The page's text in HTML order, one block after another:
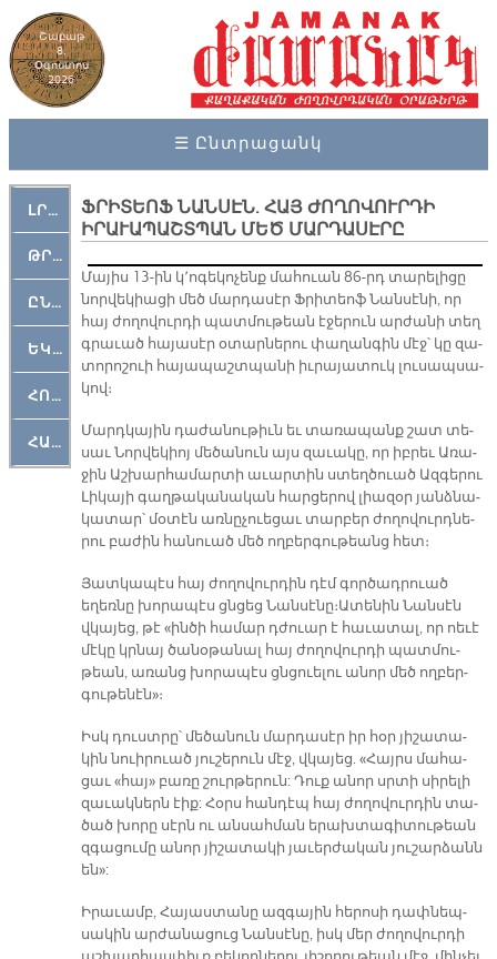
Շաբաթ
8,
Օգոստոս
2026
☰ Ընտրացանկ
ԼՐԱՀՈՍ
ԹՐՔԱՀԱՅ ԿԵԱՆՔ
ԸՆԿԵՐԱՄՇԱԿՈՒԹԱՅԻՆ
ԵԿԵՂԵՑԱԿԱՆ
ՀՈԳԵՄՏԱՒՈՐ
ՀԱՐԹԱԿ
ՖՐԻՏԵՈՖ ՆԱՆՍԷՆ. ՀԱՅ ԺՈՂՈՎՈՒՐԴԻ
ԻՐԱՒԱՊԱՇՏՊԱՆ ՄԵԾ ՄԱՐԴԱՍԷՐԸ
Մա­յիս 13-ին կ­­՚ո­գե­կո­չենք մա­հո­ւան 86-րդ ­տա­րե­լի­ցը
նոր­վե­կիա­ցի մեծ մար­դա­սէր Ֆ­­րի­տեոֆ Նան­սէ­նի, որ
հայ ժո­ղո­վուր­դի պատ­մու­թեան է­ջե­րուն ար­ժա­նի տեղ
գրա­ւած հա­յա­սէր օ­տար­նե­րու փա­ղան­գին մէջ՝ կը զա­
տո­րո­շո­ւի հա­յա­պաշտ­պա­նի իւ­րա­յա­տուկ լու­սապսա­
կով։
Մարդ­կա­յին դա­ժա­նու­թիւն եւ տա­ռա­պանք շատ տե­
սաւ Նոր­վե­կիոյ մե­ծա­նուն այս զա­ւա­կը, որ իբ­րեւ Ա­ռա­
ջին Աշ­խար­հա­մար­տի ա­ւար­տին ստեղ­ծո­ւած Ազ­գե­րու
Լի­կա­յի գաղ­թա­կա­նա­կան հար­ցե­րով լիա­զօր յանձ­նա­
կա­տար՝ մօ­տէն առնը­չո­ւե­ցաւ տար­բեր ժո­ղո­վուրդ­նե­
րու բա­ժին հա­նո­ւած մեծ ող­բեր­գու­թեանց հետ։
Յատ­կա­պէս հայ ժո­ղո­վուր­դին դէմ գոր­ծադ­րուած
եղեռնը խո­րա­պէս ցնցեց ­Նան­սէ­նը։­ Ա­տե­նին ­Նան­սէն
վկա­յեց, թէ «ին­ծի հա­մար դժո­ւար է հա­ւա­տալ, որ ոե­ւէ
մէ­կը կրնայ ծա­նօ­թա­նալ հայ ժո­ղո­վուր­դի պատ­մու­
թեան, ա­ռանց խո­րա­պէս ցնցո­ւե­լու ա­նոր մեծ ող­բեր­
գու­թե­նէն»։­
Իսկ դուստ­րը՝ մե­ծա­նուն մար­դա­սէր իր հօր յի­շա­տա­
կին նո­ւի­րո­ւած յու­շե­րուն մէջ, վկա­յեց. «­Հայրս մա­հա­
ցաւ «հայ» բա­ռը շուր­թե­րուն: ­Դուք ա­նոր սրտի սի­րե­լի
զա­ւակ­ներն էիք: ­Հօրս հան­դէպ հայ ժո­ղո­վուր­դին տա­
ծած խո­րը սէրն ու ան­սահ­ման ե­րախ­տա­գի­տու­թեան
զգա­ցու­մը ա­նոր յի­շա­տա­կի յա­ւեր­ժա­կան յու­շար­ձանն
են»:
Ի­րա­ւամբ, ­Հա­յաս­տա­նը ազ­գա­յին հե­րո­սի դափ­նեպ­
սա­կին ար­ժա­նա­ցուց ­Նան­սէ­նը, իսկ մեր ժո­ղո­վուր­դի